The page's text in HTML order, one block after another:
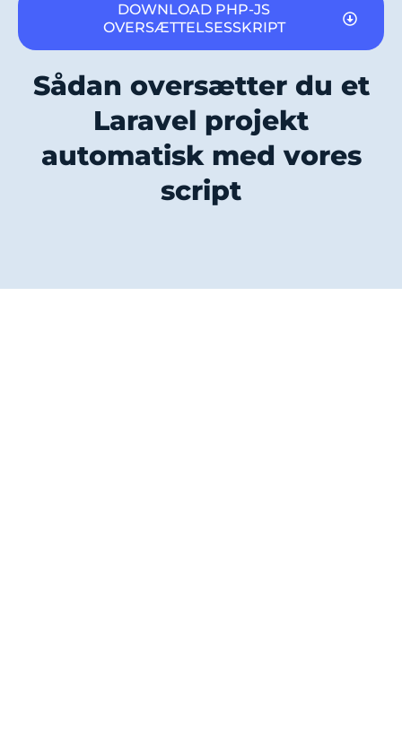
DOWNLOAD PHP-JS
OVERSÆTTELSESSKRIPT
Sådan oversætter du et
Laravel projekt
automatisk med vores
script